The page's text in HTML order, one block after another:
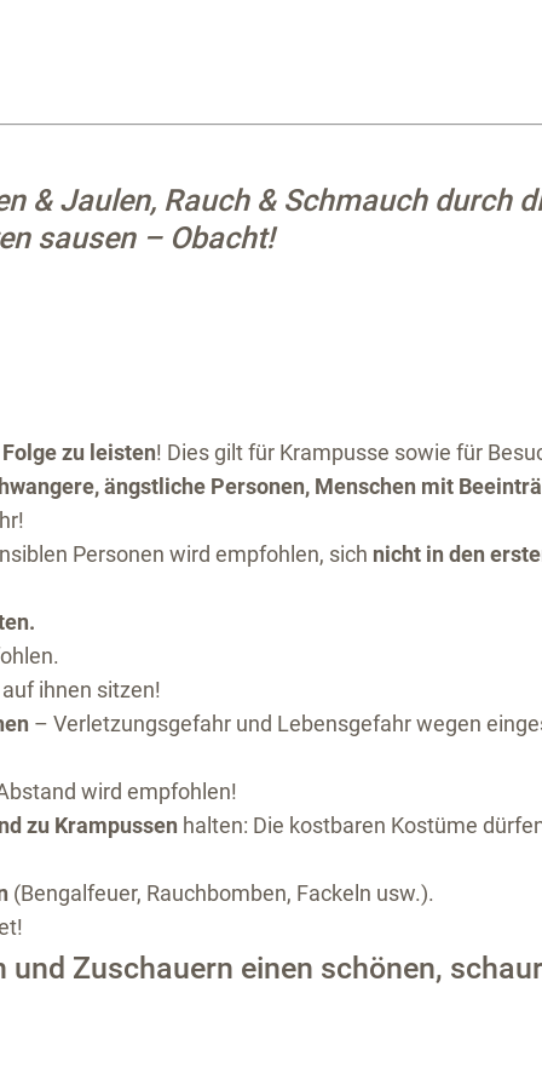
& Jaulen, Rauch & Schmauch durch
sausen – Obacht!
zu leisten! Dies gilt für Krampusse sowie für
ängstliche Personen, Menschen mit
Personen wird empfohlen, sich nicht in den
ihnen sitzen!
– Verletzungsgefahr und Lebensgefahr wegen
wird empfohlen!
zu Krampussen halten: Die kostbaren Kostüme
(Bengalfeuer, Rauchbomben, Fackeln usw.).
Zuschauern einen schönen,